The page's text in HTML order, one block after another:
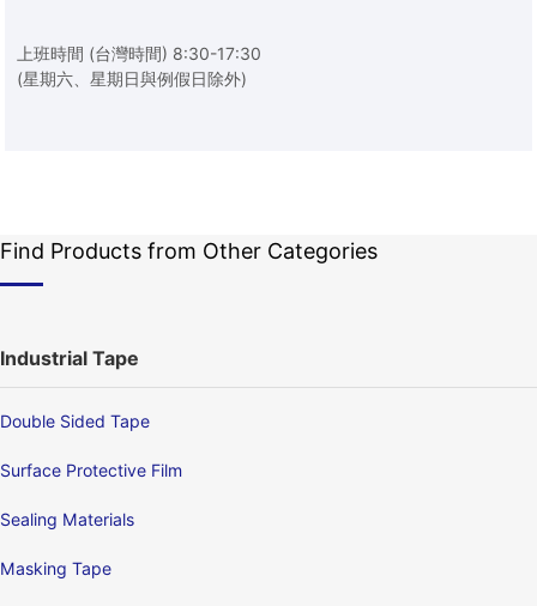
上班時間 (台灣時間) 8:30-17:30
(星期六、星期日與例假日除外)
Find Products from Other Categories
Industrial Tape
Double Sided Tape
Surface Protective Film
Sealing Materials
Masking Tape